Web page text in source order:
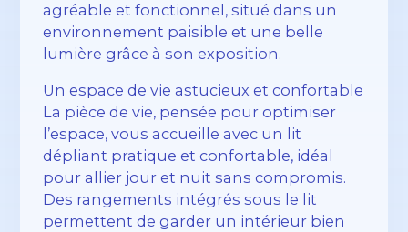
agréable et fonctionnel, situé dans un
environnement paisible et une belle
lumière grâce à son exposition.
Un espace de vie astucieux et confortable
La pièce de vie, pensée pour optimiser
l’espace, vous accueille avec un lit
dépliant pratique et confortable, idéal
pour allier jour et nuit sans compromis.
Des rangements intégrés sous le lit
permettent de garder un intérieur bien